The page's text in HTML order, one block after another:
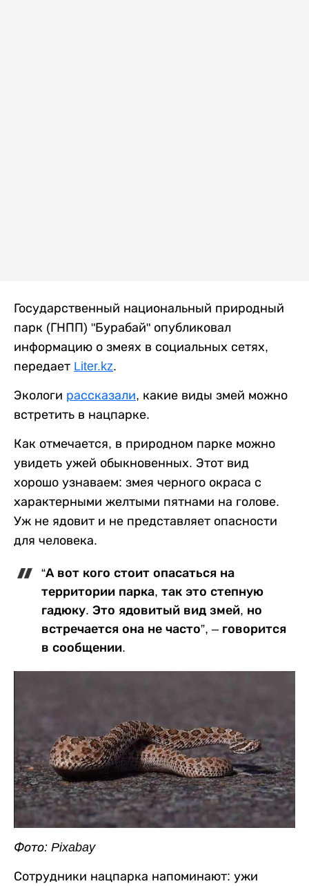
Государственный национальный природный
парк (ГНПП) "Бурабай" опубликовал
информацию о змеях в социальных сетях,
передает Liter.kz.
Экологи рассказали, какие виды змей можно
встретить в нацпарке.
Как отмечается, в природном парке можно
увидеть ужей обыкновенных. Этот вид
хорошо узнаваем: змея черного окраса с
характерными желтыми пятнами на голове.
Уж не ядовит и не представляет опасности
для человека.
“А вот кого стоит опасаться на
территории парка, так это степную
гадюку. Это ядовитый вид змей, но
встречается она не часто”, – говорится
в сообщении.
Фото: Pixabay
Сотрудники нацпарка напоминают: ужи